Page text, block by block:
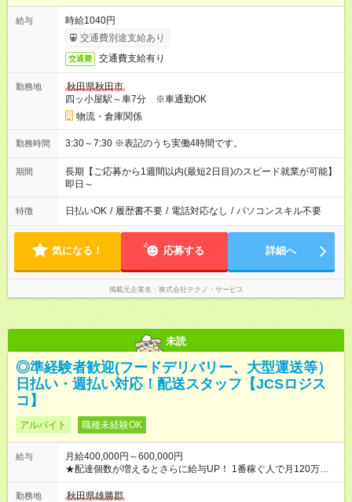
給与
時給1040円
交通費別途支給あり
交通費 交通費支給有り
勤務地
秋田県秋田市
四ッ小屋駅～車7分 ※車通勤OK
物流・倉庫関係
勤務時間 3:30～7:30 ※表記のうち実働4時間です。
期間
長期【ご応募から1週間以内(最短2日目)のスピード就業が可能】
即日～
特徴 日払いOK / 履歴書不要 / 電話対応なし / パソコンスキル不要
気になる！ 応募する 詳細へ
掲載元企業名 株式会社テクノ・サービス
未読
◎準経験者歓迎(フードデリバリー、大型運送等）
日払い・週払い対応！配送スタッフ【JCSロジス
コ】
アルバイト 職種未経験OK
給与
月給400,000円～600,000円
★配達個数が増えるとさらに給与UP！ 1番稼ぐ人で月120万ほ
ど！ ・主要都市エリア 月収55万円／週5日稼働 月収65万~112
万円／週6日稼働 ・地方郊外エリア 月収40万円／週5日稼働 月
勤務地 秋田県雄勝郡